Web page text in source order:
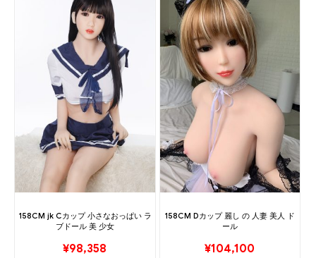
158CM jk Cカップ 小さなおっぱい ラ
ブドール 美 少女
¥98,358
158CM Dカップ 麗し の 人妻 美人 ド
ール
¥104,100